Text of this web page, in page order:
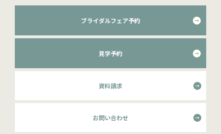
ブライダルフェア予約
見学予約
資料請求
お問い合わせ